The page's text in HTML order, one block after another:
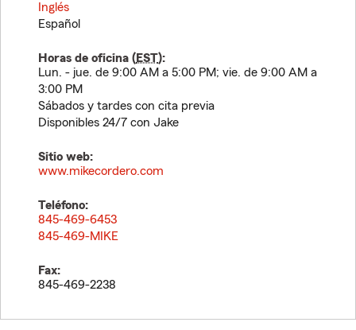
Inglés
Español
Horas de oficina (EST):
Lun. - jue. de 9:00 AM a 5:00 PM; vie. de 9:00 AM a
3:00 PM
Sábados y tardes con cita previa
Disponibles 24/7 con Jake
Sitio web:
www.mikecordero.com
Teléfono:
845-469-6453
845-469-MIKE
Fax:
845-469-2238